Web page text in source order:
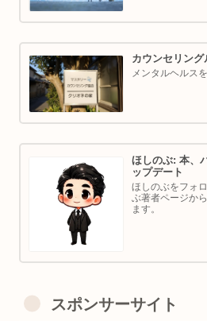
カウンセリン
メンタルヘルス
ほしのぶ: 本、
ップデート
ほしのぶをフォ
ぶ著者ページか
ます。
スポンサーサイト